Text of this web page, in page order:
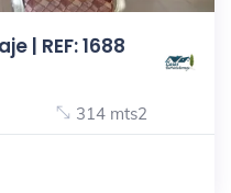
| REF: 1688
314 mts2